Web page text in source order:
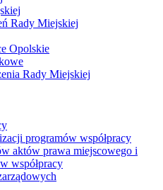
Rady Miejskiej
Opolskie
Rady Miejskiej
programów współpracy
aktów prawa miejscowego i
współpracy